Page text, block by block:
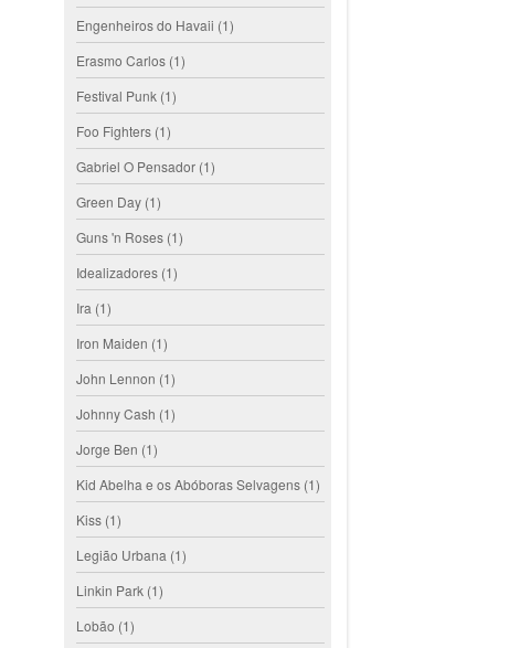
Engenheiros do Havaii (1)
Erasmo Carlos (1)
Festival Punk (1)
Foo Fighters (1)
Gabriel O Pensador (1)
Green Day (1)
Guns 'n Roses (1)
Idealizadores (1)
Ira (1)
Iron Maiden (1)
John Lennon (1)
Johnny Cash (1)
Jorge Ben (1)
Kid Abelha e os Abóboras Selvagens (1)
Kiss (1)
Legião Urbana (1)
Linkin Park (1)
Lobão (1)